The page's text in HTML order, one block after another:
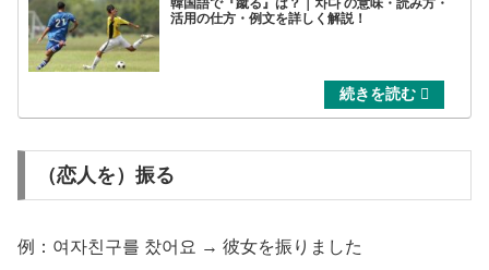
活用の仕方・例文を詳しく解説！
（恋人を）振る
例：여자친구를 찼어요 → 彼女を振りました